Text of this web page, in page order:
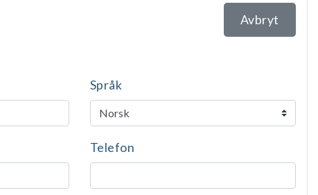
Avbryt
Språk
Telefon